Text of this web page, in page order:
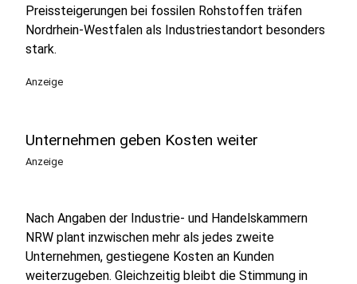
Preissteigerungen bei fossilen Rohstoffen träfen
Nordrhein-Westfalen als Industriestandort besonders
stark.
Anzeige
Unternehmen geben Kosten weiter
Anzeige
Nach Angaben der Industrie- und Handelskammern
NRW plant inzwischen mehr als jedes zweite
Unternehmen, gestiegene Kosten an Kunden
weiterzugeben. Gleichzeitig bleibt die Stimmung in